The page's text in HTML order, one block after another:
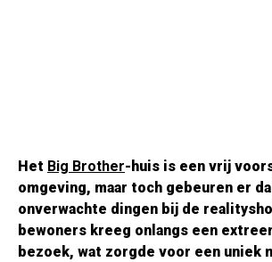
Het Big Brother-huis is een vrij
omgeving, maar toch gebeuren er
onverwachte dingen bij de
bewoners kreeg onlangs een
bezoek, wat zorgde voor een uniek